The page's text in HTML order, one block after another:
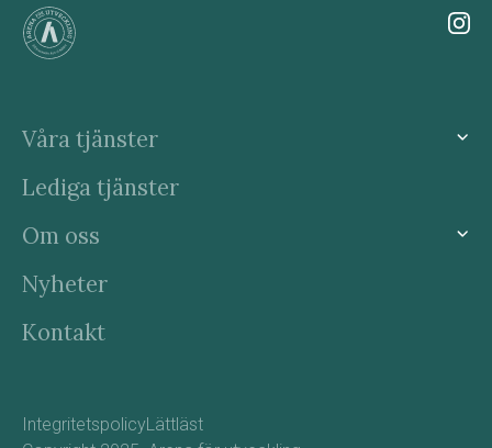
Våra tjänster
Lediga tjänster
Om oss
Nyheter
Kontakt
IntegritetspolicyLättläst